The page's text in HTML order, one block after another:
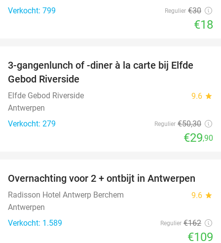
Verkocht: 799
Regulier €30
€18
41%
3-gangenlunch of -diner à la carte bij Elfde
Gebod Riverside
Elfde Gebod Riverside 9.6 star
Antwerpen
Verkocht: 279
Regulier €50,30
€29,90
33%
Overnachting voor 2 + ontbijt in Antwerpen
Radisson Hotel Antwerp Berchem 9.6 star
Antwerpen
Verkocht: 1.589
Regulier €162
€109